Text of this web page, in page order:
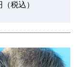
税込）